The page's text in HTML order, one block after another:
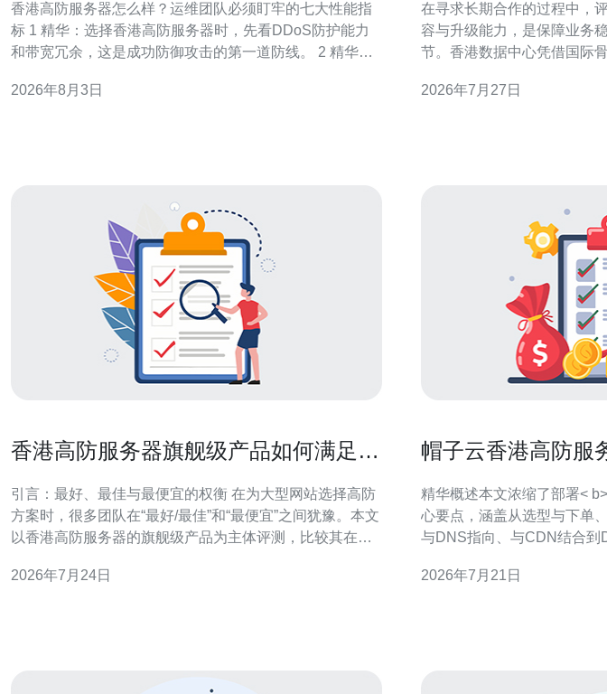
香港高防服务器怎么样？运维团队必须盯牢的七大性能指
标 1 精华：选择香港高防服务器时，先看DDoS防护能力
和带宽冗余，这是成功防御攻击的第一道防线。 2 精华：
迟带来高用户体验与更少的故障工单。 3 精华：监控覆盖
2026年8月3日
在寻求长期合作的过程中，
容与升级能力，是保障业务
节。香港数据中心凭借国际
弹性扩容、DDoS防护与运维支持
2026年7月27日
香港高防服务器旗舰级产品如何满足大
引言：最好、最佳与最便宜的权衡 在为大型网站选择高防
方案时，很多团队在“最好/最佳”和“最便宜”之间犹豫。本文
以香港高防服务器的旗舰级产品为主体评测，比较其在防
网站防护需求又兼顾预算的最佳路径。 香港节点的地缘与
2026年7月24日
帽子云香港高防服
精华概述本文浓缩了部署<
心要点，涵盖从选型与下单
与DNS指向、与CDN结合到
需求，选择支持多线BGP和
2026年7月21日